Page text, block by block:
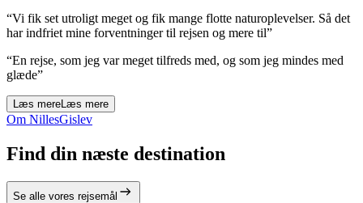
“Vi fik set utroligt meget og fik mange flotte naturoplevelser. Så det
har indfriet mine forventninger til rejsen og mere til”
“En rejse, som jeg var meget tilfreds med, og som jeg mindes med
glæde”
Læs mere Læs mere
Om NillesGislev
Find din næste destination
Se alle vores rejsemål